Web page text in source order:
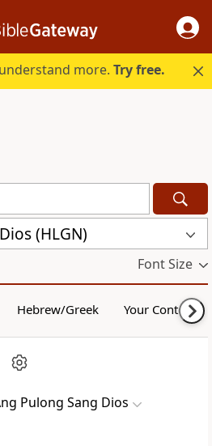
more.Try free.
(HLGN)
Font Size
Hebrew/Greek Your Content
Pulong Sang Dios